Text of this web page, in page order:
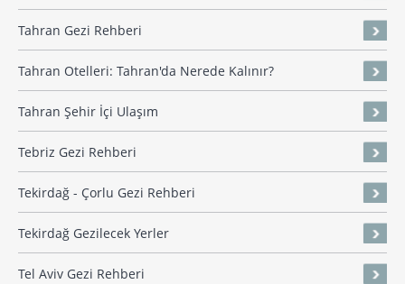
Tahran Gezi Rehberi
Tahran Otelleri: Tahran'da Nerede Kalınır?
Tahran Şehir İçi Ulaşım
Tebriz Gezi Rehberi
Tekirdağ - Çorlu Gezi Rehberi
Tekirdağ Gezilecek Yerler
Tel Aviv Gezi Rehberi